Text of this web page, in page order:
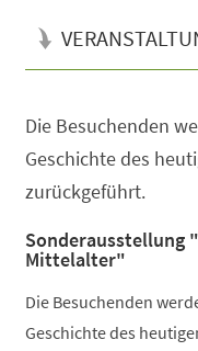
Die Besuchenden
Geschichte des
zurückgeführt.
Sonderausstellung
Mittelalter"
Die Besuchenden
Geschichte des